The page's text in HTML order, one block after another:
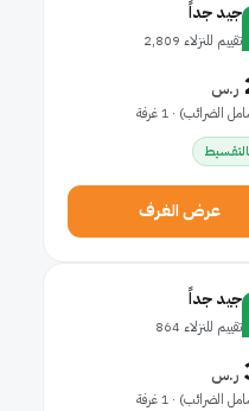
جيد جداً
تقييم للنزلاء 2,809
ر.س
عرض الغرف
جيد جداً
تقييم للنزلاء 864
ر.س